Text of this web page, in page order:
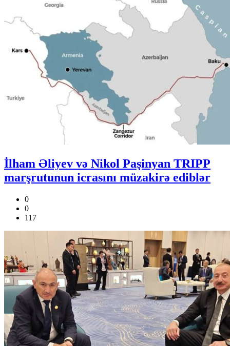
İlham Əliyev və Nikol Paşinyan TRIPP
marşrutunun icrasını müzakirə ediblər
0
0
117